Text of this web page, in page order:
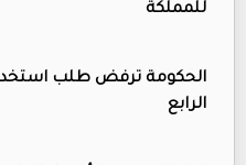
للمملكة
الحكومة ترفض طلب
الرابع